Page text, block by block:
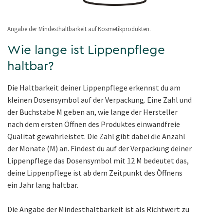
Angabe der Mindesthaltbarkeit auf Kosmetikprodukten.
Wie lange ist Lippenpflege
haltbar?
Die Haltbarkeit deiner Lippenpflege erkennst du am
kleinen Dosensymbol auf der Verpackung. Eine Zahl und
der Buchstabe M geben an, wie lange der Hersteller
nach dem ersten Öffnen des Produktes einwandfreie
Qualität gewährleistet. Die Zahl gibt dabei die Anzahl
der Monate (M) an. Findest du auf der Verpackung deiner
Lippenpflege das Dosensymbol mit 12 M bedeutet das,
deine Lippenpflege ist ab dem Zeitpunkt des Öffnens
ein Jahr lang haltbar.
Die Angabe der Mindesthaltbarkeit ist als Richtwert zu